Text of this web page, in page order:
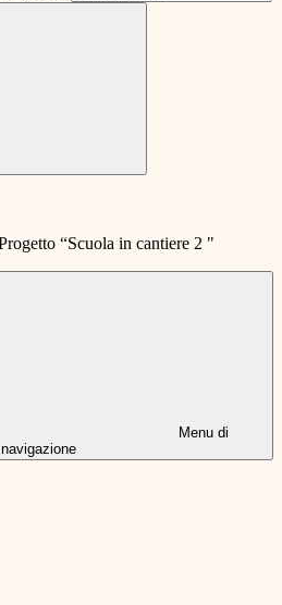
“Scuola in cantiere 2 "
Menu di
navigazione